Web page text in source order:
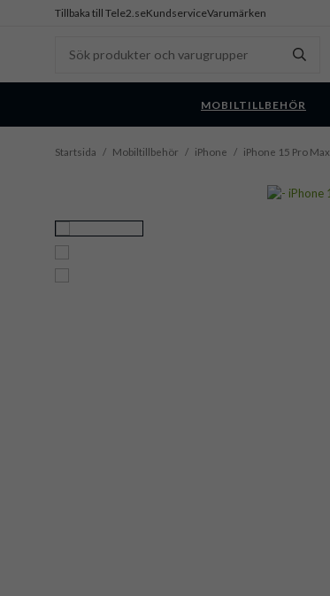
Tillbaka till Tele2.seKundserviceVarumärken
MOBILTILLBEHÖR
Startsida / Mobiltillbehör / iPhone / iPhone 15 Pro Max